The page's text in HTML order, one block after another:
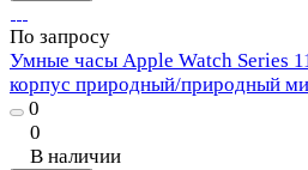
По запросу
Умные часы Apple Watch Series
корпус природный/природный
0
0
В наличии